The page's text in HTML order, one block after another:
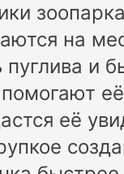
зоопарка
на
и
помогают
её